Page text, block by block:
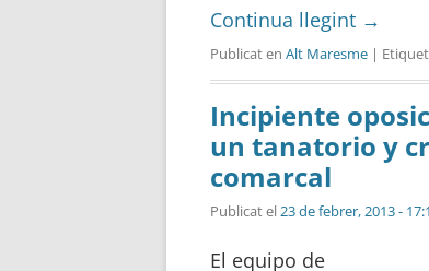
Continua llegint →
Publicat en Alt Maresme |
Incipiente
un tanatorio y
comarcal
Publicat el23 de febrer, 2013 -
El equipo de